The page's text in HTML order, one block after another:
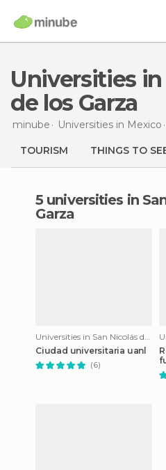
Universities in San Nicolás
de los Garza
minube Universities in Mexico
TOURISM THINGS TO
5 universities in San Nicolás de los
Garza
Universities in San Nicolás de los Garza
Ciudad universitaria uanl
(6)